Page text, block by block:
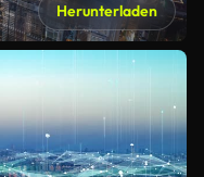
Herunterladen